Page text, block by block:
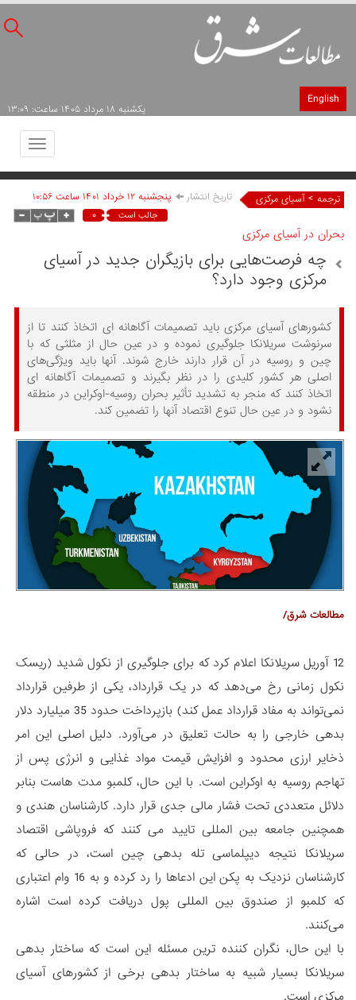
English
يکشنبه ۱۸ مرداد ۱۴۰۵ ساعت: ۱۳:۰۹
Toggle
ترجمه > آسیای مرکزی تاریخ انتشار پنجشنبه ۱۲ خرداد ۱۴۰۱ ساعت ۱۰:۵۶
جالب است ۰
بحران در آسیای مرکزی
چه فرصت‌هایی برای بازیگران جدید در آسیای
مرکزی وجود دارد؟
کشورهای آسیای مرکزی باید تصمیمات آگاهانه ای اتخاذ کنند تا از
سرنوشت سریلانکا جلوگیری نموده و در عین حال از مثلثی که با
چین و روسیه در آن قرار دارند خارج شوند. آنها باید ویژگی‌های
اصلی هر کشور کلیدی را در نظر بگیرند و تصمیمات آگاهانه ای
اتخاذ کنند که منجر به تشدید تأثیر بحران روسیه-اوکراین در منطقه
نشود و در عین حال تنوع اقتصاد آنها را تضمین کند.
مطالعات شرق/
12 آوریل سریلانکا اعلام کرد که برای جلوگیری از نکول شدید (ریسک
نکول زمانی رخ می‌دهد که در یک قرارداد، یکی از طرفین قرارداد
نمی‌تواند به مفاد قرارداد عمل کند) بازپرداخت حدود 35 میلیارد دلار
بدهی خارجی را به حالت تعلیق در می‌آورد. دلیل اصلی این امر
ذخایر ارزی محدود و افزایش قیمت مواد غذایی و انرژی پس از
تهاجم روسیه به اوکراین است. با این حال، کلمبو مدت هاست بنابر
دلائل متعددی تحت فشار مالی جدی قرار دارد. کارشناسان هندی و
همچنین جامعه بین المللی تایید می کنند که فروپاشی اقتصاد
سریلانکا نتیجه دیپلماسی تله بدهی چین است، در حالی که
کارشناسان نزدیک به پکن این ادعاها را رد کرده و به 16 وام اعتباری
که کلمبو از صندوق بین المللی پول دریافت کرده است اشاره
می‌کنند.
با این حال، نگران کننده ترین مسئله این است که ساختار بدهی
سریلانکا بسیار شبیه به ساختار بدهی برخی از کشورهای آسیای